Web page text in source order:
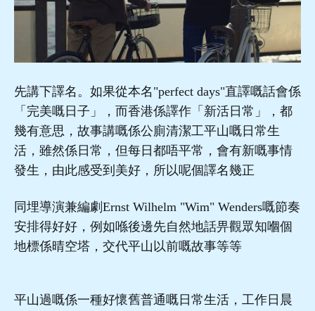
先講下譯名。如果從本名"perfect days"直譯嘅話會係
「完美嘅日子」，而香港係譯作「新活日常」，都
幾有意思，故事講嘅係公廁清潔工平山嘅日常生
活，雖然係日常，但每日都唔平常，會有新嘅事情
發生，由此感受到美好，所以呢個譯名幾正
同埋導演兼編劇Ernst Wilhelm "Wim" Wenders嘅節奏
安排得好好，例如喺後邊先自然地話畀觀眾知嗰個
地標係晴空塔，交代平山以前嘅故事等等
平山過嘅係一種好懷舊普通嘅日常生活，工作日晨